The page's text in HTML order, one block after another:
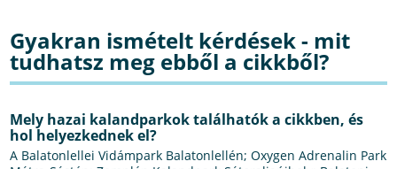
Gyakran ismételt kérdések - mit
tudhatsz meg ebből a cikkből?
Mely hazai kalandparkok találhatók a cikkben, és
hol helyezkednek el?
A Balatonlellei Vidámpark Balatonlellén; Oxygen Adrenalin Park